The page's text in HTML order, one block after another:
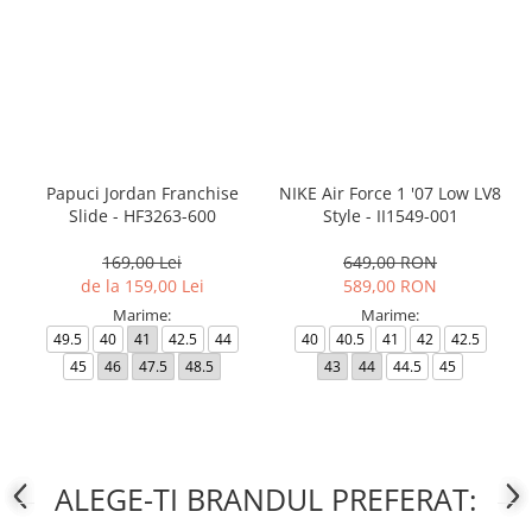
Papuci Jordan Franchise
Slide - HF3263-600
169,00 Lei
de la 159,00 Lei
Marime:
49.5 40 41 42.5
44
45
46 47.5 48.5
NIKE Air Force 1 '07 Low LV8
Style - II1549-001
649,00 RON
589,00 RON
Marime:
40 40.5 41 42
42.5
43
44 44.5 45
ALEGE-TI BRANDUL PREFERAT: